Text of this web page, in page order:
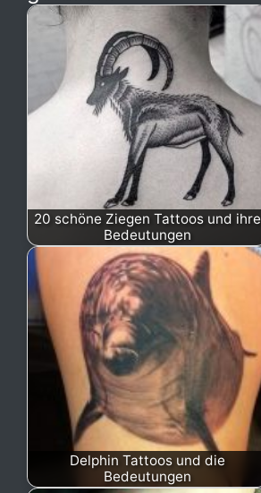
20 schöne Ziegen Tattoos und ihre
Bedeutungen
Delphin Tattoos und die
Bedeutungen